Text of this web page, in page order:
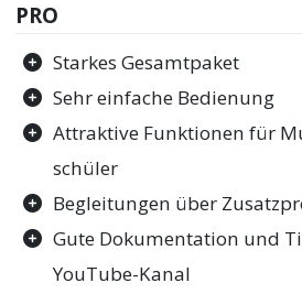
PRO
Starkes Gesamtpaket
Sehr einfache Bedienung
Attraktive Funktionen für
schüler
Begleitungen über
Gute Dokumentation und
YouTube-Kanal